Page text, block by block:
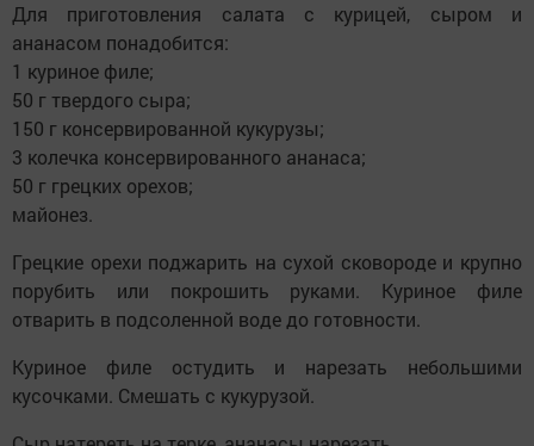
Для приготовления салата с курицей, сыром и
ананасом понадобится:
1 куриное филе;
50 г твердого сыра;
150 г консервированной кукурузы;
3 колечка консервированного ананаса;
50 г грецких орехов;
майонез.
Грецкие орехи поджарить на сухой сковороде и крупно
порубить или покрошить руками. Куриное филе
отварить в подсоленной воде до готовности.
Куриное филе остудить и нарезать небольшими
кусочками. Смешать с кукурузой.